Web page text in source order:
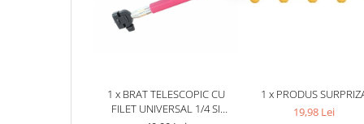
1 x BRAT TELESCOPIC CU
FILET UNIVERSAL 1/4 SI
1 x PRODUS
19,98 Lei